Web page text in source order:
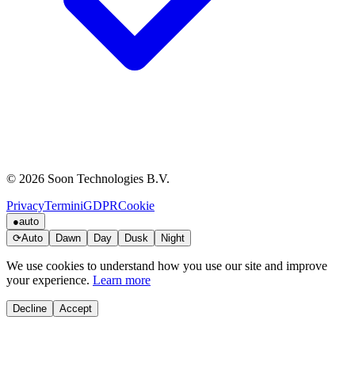
© 2026 Soon Technologies B.V.
PrivacyTerminiGDPRCookie
●auto
⟳Auto Dawn Day Dusk Night
We use cookies to understand how you use our site and improve
your experience. Learn more
Decline Accept